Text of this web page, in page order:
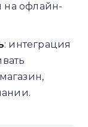
на офлайн-
: интеграция